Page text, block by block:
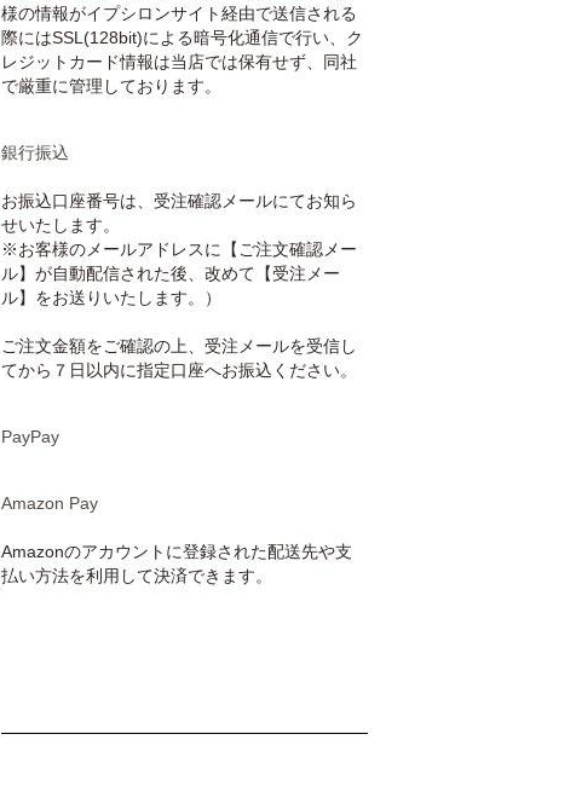
様の情報がイプシロンサイト経由で送信される
際にはSSL(128bit)による暗号化通信で行い、ク
レジットカード情報は当店では保有せず、同社
で厳重に管理しております。
銀行振込
お振込口座番号は、受注確認メールにてお知ら
せいたします。
※お客様のメールアドレスに【ご注文確認メー
ル】が自動配信された後、改めて【受注メー
ル】をお送りいたします。）
ご注文金額をご確認の上、受注メールを受信し
てから７日以内に指定口座へお振込ください。
PayPay
Amazon Pay
Amazonのアカウントに登録された配送先や支
払い方法を利用して決済できます。